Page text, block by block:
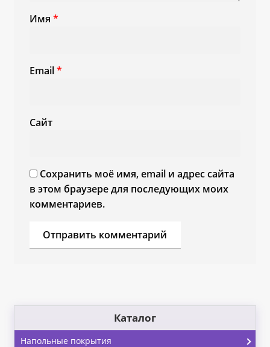
Имя *
Email*
Сайт
Сохранить моё имя, email и адрес сайта
в этом браузере для последующих моих
комментариев.
Каталог
Напольные покрытия